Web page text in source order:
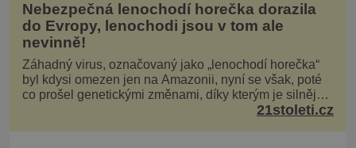
Nebezpečná lenochodí horečka dorazila
do Evropy, lenochodi jsou v tom ale
nevinně!
Záhadný virus, označovaný jako „lenochodí horečka“
byl kdysi omezen jen na Amazonii, nyní se však, poté
co prošel genetickými změnami, díky kterým je silnější,
šíří po celé Americe a první případy se objevily už i v
21stoleti.cz